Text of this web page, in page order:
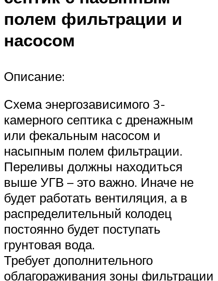
полем фильтрации и
насосом
Описание:
Схема энергозависимого 3-
камерного септика с дренажным
или фекальным насосом и
насыпным полем фильтрации.
Переливы должны находиться
выше УГВ – это важно. Иначе не
будет работать вентиляция, а в
распределительный колодец
постоянно будет поступать
грунтовая вода.
Требует дополнительного
облагораживания зоны фильтрации